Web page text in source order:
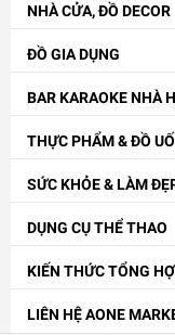
NHÀ CỬA, ĐỒ DECOR
ĐỒ GIA DỤNG
BAR KARAOKE NHÀ
THỰC PHẨM & ĐỒ
SỨC KHỎE & LÀM
DỤNG CỤ THỂ THAO
KIẾN THỨC TỔNG
LIÊN HỆ AONE